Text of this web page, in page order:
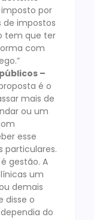
por
de impostos
tem que ter
com
–
é o
mais de
ou um
esse
particulares.
gestão. A
um
demais
disse o
do